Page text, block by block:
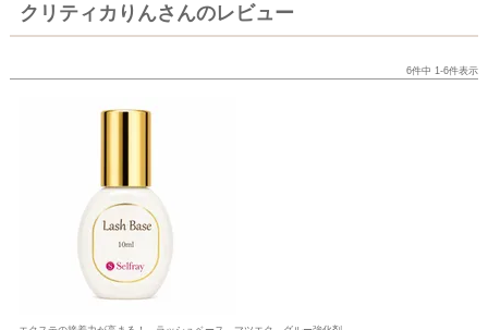
クリティカりんさんのレビュー
6件中 1-6件表示